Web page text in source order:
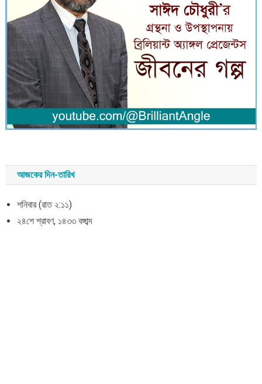
আজকের দিন-তারিখ
শনিবার (রাত ২:১১)
২৪শে শ্রাবণ, ১৪৩৩ বঙ্গাব্দ